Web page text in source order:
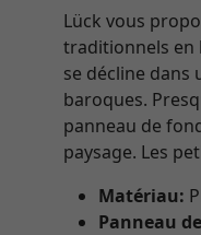
Lück vous
traditionnels en
se décline dans
baroques.
panneau de
paysage. Les
Matériau:
Panneau